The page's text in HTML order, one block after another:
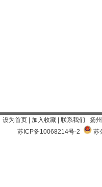
设为首页 加入收藏 联系我们 扬
苏ICP备10068214号-2
苏